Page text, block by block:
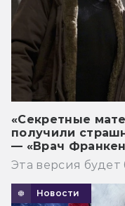
«Секретные
получили
— «Врач
Эта версия будет
Новости